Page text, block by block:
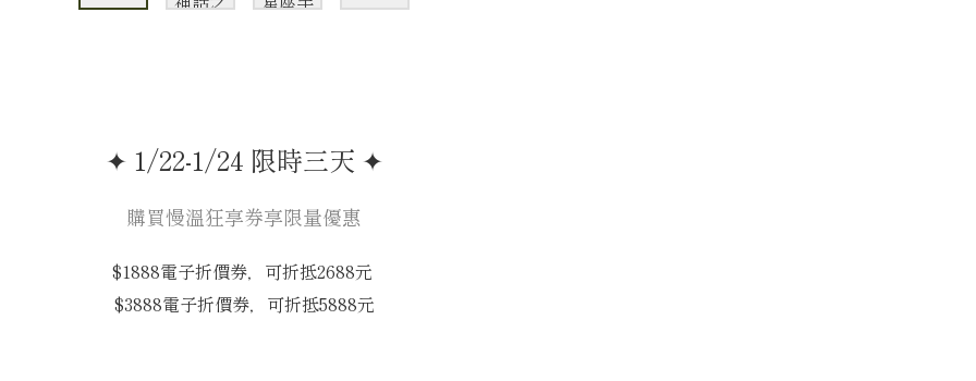
✦ 1/22-1/24 限時三天 ✦
購買慢溫狂享券享限量優惠
$1888電子折價券，可折抵2688元
$3888電子折價券，可折抵5888元